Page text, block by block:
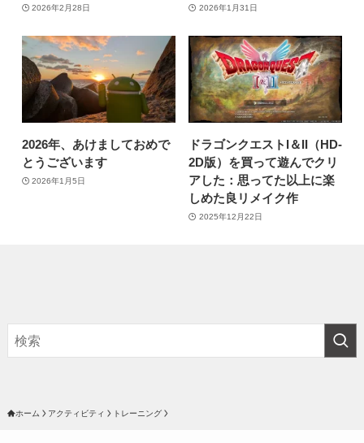
2026年2月28日 2026年1月31日
2026年、あけましておめで
とうございます
2026年1月5日
ドラゴンクエストI＆II（HD-
2D版）を買って遊んでクリ
アした：思ってた以上に楽
しめた良リメイク作
2025年12月22日
ホーム アクティビティ トレーニング